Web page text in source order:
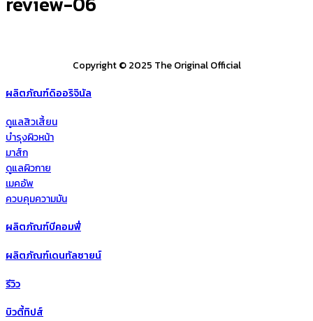
Copyright © 2025 The Original Official
ผลิตภัณฑ์ดิออริจินัล
ดูแลสิวเสี้ยน
บำรุงผิวหน้า
มาส์ก
ดูแลผิวกาย
เมคอัพ
ควบคุมความมัน
ผลิตภัณฑ์บีคอมฟี่
ผลิตภัณฑ์เดนทัลซายน์
รีวิว
บิวตี้ทิปส์